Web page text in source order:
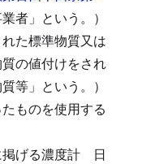
者」という。）
た標準物質又は
の値付けをされ
等」という。）
ものを使用する
げる濃度計
日